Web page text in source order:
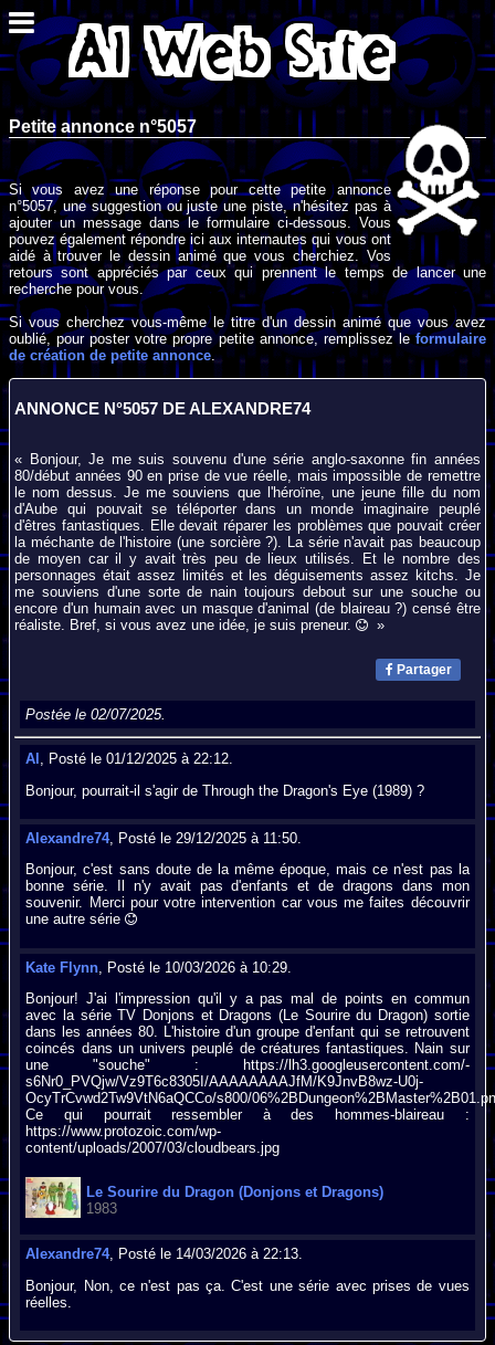
Petite annonce n°5057
Si vous avez une réponse pour cette petite annonce
n°5057, une suggestion ou juste une piste, n'hésitez pas à
ajouter un message dans le formulaire ci-dessous. Vous
pouvez également répondre ici aux internautes qui vous ont
aidé à trouver le dessin animé que vous cherchiez. Vos
retours sont appréciés par ceux qui prennent le temps de lancer une
recherche pour vous.
Si vous cherchez vous-même le titre d'un dessin animé que vous avez
oublié, pour poster votre propre petite annonce, remplissez leformulaire
de création de petite annonce .
ANNONCE N°5057 DE ALEXANDRE74
« Bonjour, Je me suis souvenu d'une série anglo-saxonne fin années
80/début années 90 en prise de vue réelle, mais impossible de remettre
le nom dessus. Je me souviens que l'héroïne, une jeune fille du nom
d'Aube qui pouvait se téléporter dans un monde imaginaire peuplé
d'êtres fantastiques. Elle devait réparer les problèmes que pouvait créer
la méchante de l'histoire (une sorcière ?). La série n'avait pas beaucoup
de moyen car il y avait très peu de lieux utilisés. Et le nombre des
personnages était assez limités et les déguisements assez kitchs. Je
me souviens d'une sorte de nain toujours debout sur une souche ou
encore d'un humain avec un masque d'animal (de blaireau ?) censé être
réaliste. Bref, si vous avez une idée, je suis preneur.
»
Partager
Postée le 02/07/2025.
Al , Posté le 01/12/2025 à 22:12.
Bonjour, pourrait-il s'agir de Through the Dragon's Eye (1989) ?
Alexandre74, Posté le 29/12/2025 à 11:50.
Bonjour, c'est sans doute de la même époque, mais ce n'est pas la
bonne série. Il n'y avait pas d'enfants et de dragons dans mon
souvenir. Merci pour votre intervention car vous me faites découvrir
une autre série
Kate Flynn , Posté le 10/03/2026 à 10:29.
Bonjour! J'ai l'impression qu'il y a pas mal de points en commun
avec la série TV Donjons et Dragons (Le Sourire du Dragon) sortie
dans les années 80. L'histoire d'un groupe d'enfant qui se retrouvent
coincés dans un univers peuplé de créatures fantastiques. Nain sur
une "souche" : https://lh3.googleusercontent.com/-
s6Nr0_PVQjw/Vz9T6c8305I/AAAAAAAAJfM/K9JnvB8wz-U0j-
OcyTrCvwd2Tw9VtN6aQCCo/s800/
Ce qui pourrait ressembler à des hommes-blaireau :
https://www.protozoic.com/wp-
content/uploads/2007/03/cloudbears.jpg
Le Sourire du Dragon (Donjons et Dragons)
1983
Alexandre74, Posté le 14/03/2026 à 22:13.
Bonjour, Non, ce n'est pas ça. C'est une série avec prises de vues
réelles.